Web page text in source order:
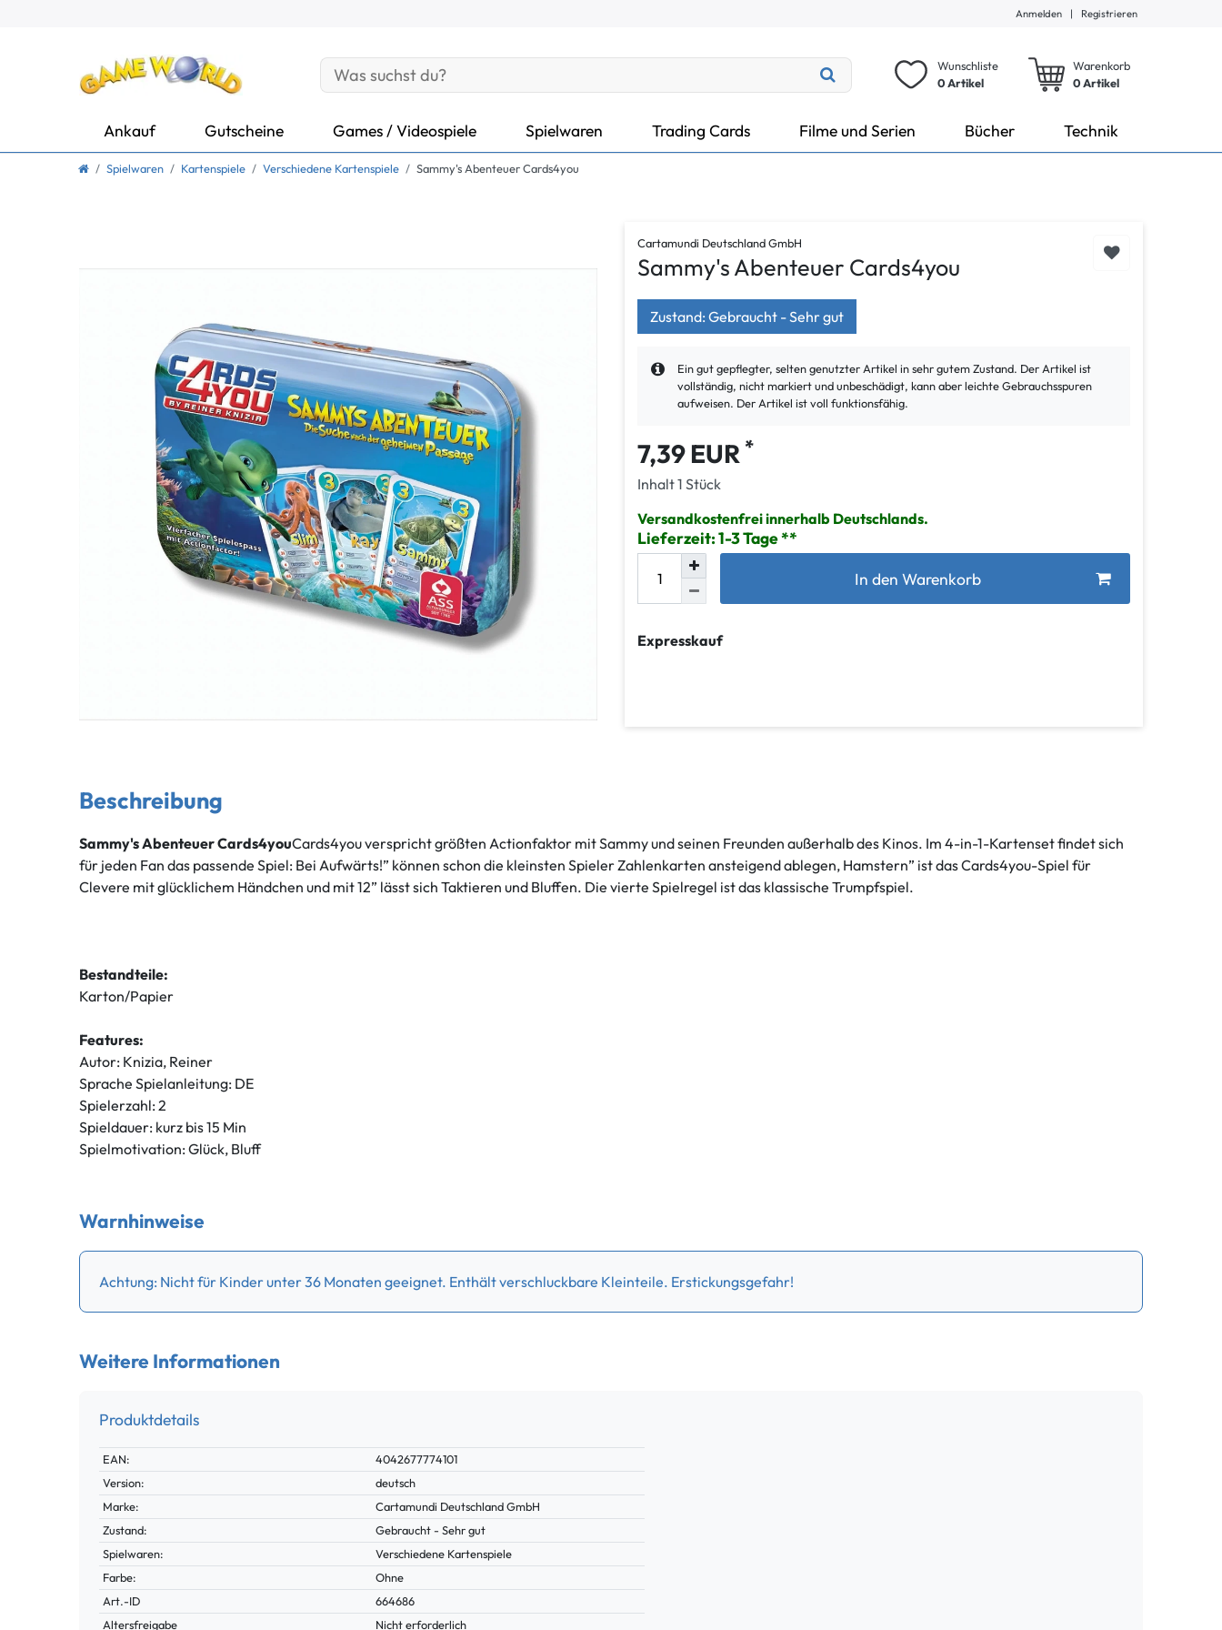
Anmelden | Registrieren
Wunschliste
0 Artikel
Warenkorb
0Artikel
Ankauf Gutscheine Games / Videospiele Spielwaren Trading Cards Filme und Serien Bücher Technik
Spielwaren Kartenspiele Verschiedene Kartenspiele Sammy's Abenteuer Cards4you
Cartamundi Deutschland GmbH
Sammy's Abenteuer Cards4you
Zustand: Gebraucht - Sehr gut
Ein gut gepflegter, selten genutzter Artikel in sehr gutem Zustand. Der Artikel ist
vollständig, nicht markiert und unbeschädigt, kann aber leichte Gebrauchsspuren
aufweisen. Der Artikel ist voll funktionsfähig.
7,39 EUR *
Inhalt1 Stück
Versandkostenfrei innerhalb Deutschlands.
Lieferzeit: 1-3 Tage
In den Warenkorb
Expresskauf
Beschreibung
Sammy's Abenteuer Cards4youCards4you verspricht größten Actionfaktor mit Sammy und seinen Freunden außerhalb des Kinos. Im 4-in-1-Kartenset findet sich
für jeden Fan das passende Spiel: Bei Aufwärts!” können schon die kleinsten Spieler Zahlenkarten ansteigend ablegen, Hamstern” ist das Cards4you-Spiel für
Clevere mit glücklichem Händchen und mit 12” lässt sich Taktieren und Bluffen. Die vierte Spielregel ist das klassische Trumpfspiel.
Bestandteile:
Karton/Papier
Features:
Autor: Knizia, Reiner
Sprache Spielanleitung: DE
Spielerzahl: 2
Spieldauer: kurz bis 15 Min
Spielmotivation: Glück, Bluff
Warnhinweise
Achtung: Nicht für Kinder unter 36 Monaten geeignet. Enthält verschluckbare Kleinteile. Erstickungsgefahr!
Weitere Informationen
Produktdetails
Technisches
Merkmal
Wert
EAN:
4042677774101
Version:
deutsch
Marke:
Cartamundi Deutschland GmbH
Zustand:
Gebraucht - Sehr gut
Spielwaren:
Verschiedene Kartenspiele
Farbe:
Ohne
Technisches
Merkmal
Wert
Art.-ID
664686
Altersfreigabe
Nicht erforderlich